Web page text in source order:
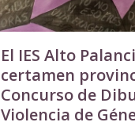
El IES Alto
certamen
Concurso de
Violencia de